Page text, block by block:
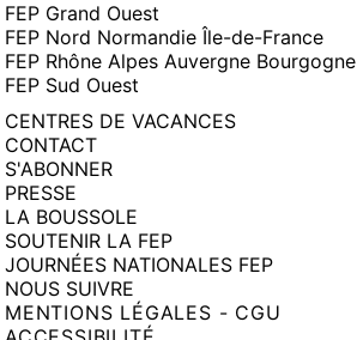
FEP Grand Ouest
FEP Nord Normandie Île-de-France
FEP Rhône Alpes Auvergne Bourgogne
FEP Sud Ouest
CENTRES DE VACANCES
CONTACT
S'ABONNER
PRESSE
LA BOUSSOLE
SOUTENIR LA FEP
JOURNÉES NATIONALES FEP
NOUS SUIVRE
MENTIONS LÉGALES - CGU